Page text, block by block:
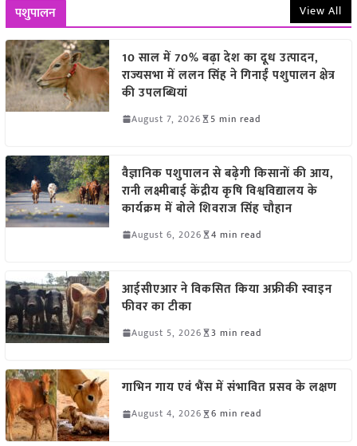
पशुपालन View All
10 साल में 70% बढ़ा देश का दूध उत्पादन,
राज्यसभा में ललन सिंह ने गिनाईं पशुपालन क्षेत्र
की उपलब्धियां
August 7, 2026 5 min read
वैज्ञानिक पशुपालन से बढ़ेगी किसानों की आय,
रानी लक्ष्मीबाई केंद्रीय कृषि विश्वविद्यालय के
कार्यक्रम में बोले शिवराज सिंह चौहान
August 6, 2026 4 min read
आईसीएआर ने विकसित किया अफ्रीकी स्वाइन
फीवर का टीका
August 5, 2026 3 min read
गाभिन गाय एवं भैंस में संभावित प्रसव के लक्षण
August 4, 2026 6 min read